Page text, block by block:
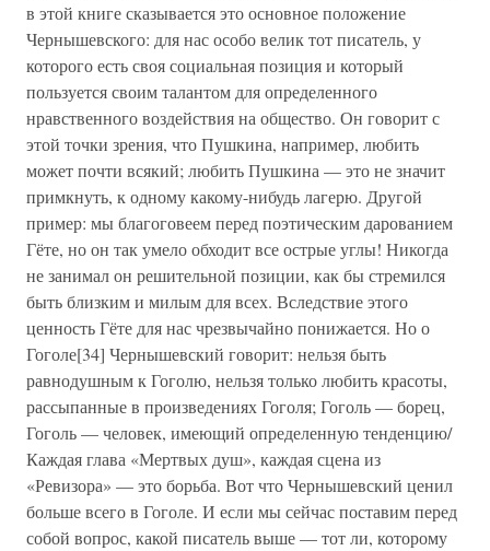
в этой книге сказывается это основное положение
Чернышевского: для нас особо велик тот писатель, у
которого есть своя социальная позиция и который
пользуется своим талантом для определенного
нравственного воздействия на общество. Он говорит с
этой точки зрения, что Пушкина, например, любить
может почти всякий; любить Пушкина — это не значит
примкнуть, к одному какому-нибудь лагерю. Другой
пример: мы благоговеем перед поэтическим дарованием
Гёте, но он так умело обходит все острые углы! Никогда
не занимал он решительной позиции, как бы стремился
быть близким и милым для всех. Вследствие этого
ценность Гёте для нас чрезвычайно понижается. Но о
Гоголе[34] Чернышевский говорит: нельзя быть
равнодушным к Гоголю, нельзя только любить красоты,
рассыпанные в произведениях Гоголя; Гоголь — борец,
Гоголь — человек, имеющий определенную тенденцию/
Каждая глава «Мертвых душ», каждая сцена из
«Ревизора» — это борьба. Вот что Чернышевский ценил
больше всего в Гоголе. И если мы сейчас поставим перед
собой вопрос, какой писатель выше — тот ли, которому